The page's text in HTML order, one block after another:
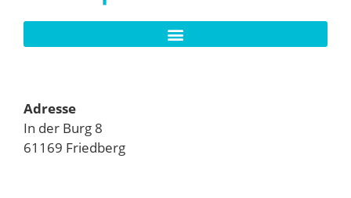
Adresse
In der Burg 8
61169 Friedberg